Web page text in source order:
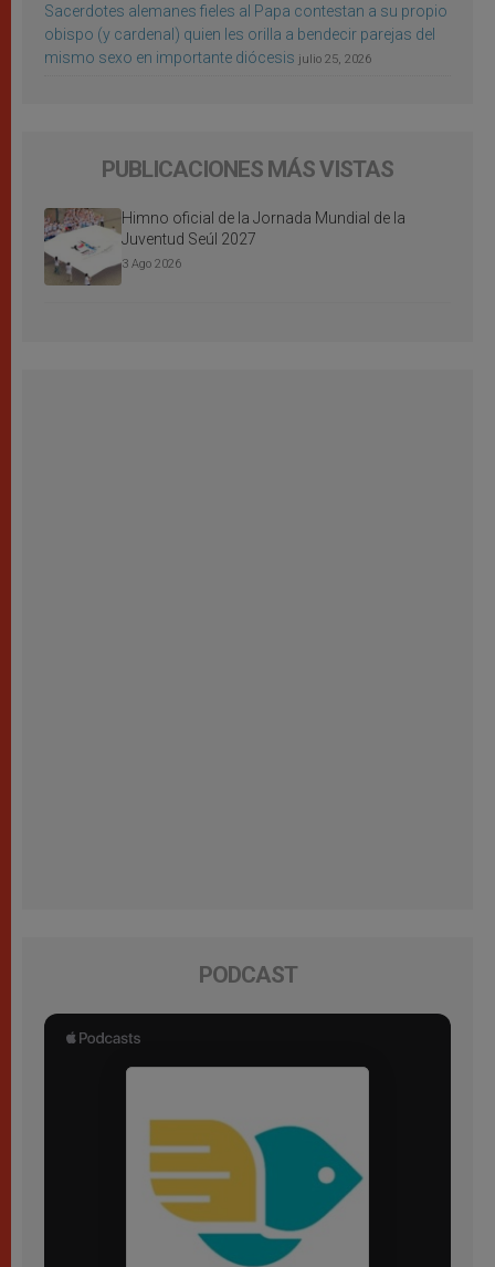
Sacerdotes alemanes fieles al Papa contestan a su propio
obispo (y cardenal) quien les orilla a bendecir parejas del
mismo sexo en importante diócesis julio 25, 2026
PUBLICACIONES MÁS VISTAS
Himno oficial de la Jornada Mundial de la
Juventud Seúl 2027
3 Ago 2026
PODCAST